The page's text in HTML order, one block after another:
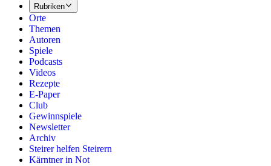
Rubriken
Orte
Themen
Autoren
Spiele
Podcasts
Videos
Rezepte
E-Paper
Club
Gewinnspiele
Newsletter
Archiv
Steirer helfen Steirern
Kärntner in Not